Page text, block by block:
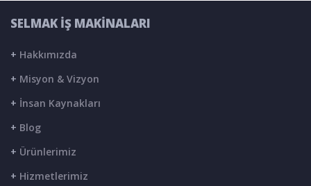
SELMAK İŞ MAKİNALARI
+ Hakkımızda
+ Misyon & Vizyon
+ İnsan Kaynakları
+ Blog
+ Ürünlerimiz
+ Hizmetlerimiz